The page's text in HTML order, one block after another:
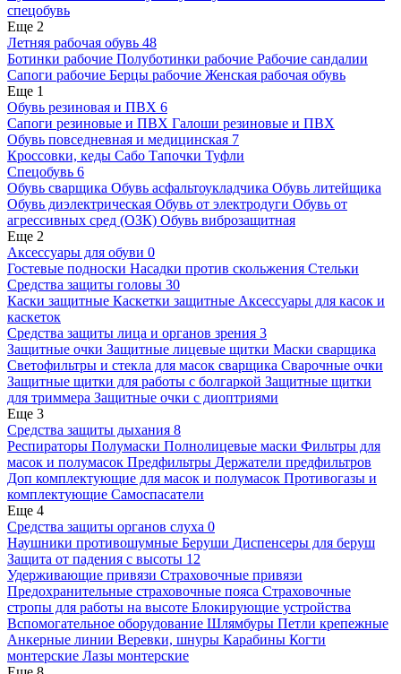
спецобувь
Еще 2
Летняя рабочая обувь 48
Ботинки рабочие Полуботинки рабочие Рабочие сандалии
Сапоги рабочие Берцы рабочие Женская рабочая обувь
Еще 1
Обувь резиновая и ПВХ 6
Сапоги резиновые и ПВХ Галоши резиновые и ПВХ
Обувь повседневная и медицинская 7
Кроссовки, кеды Сабо Тапочки Туфли
Спецобувь 6
Обувь сварщика Обувь асфальтоукладчика Обувь литейщика
Обувь диэлектрическая Обувь от электродуги Обувь от
агрессивных сред (ОЗК) Обувь виброзащитная
Еще 2
Аксессуары для обуви 0
Гостевые подноски Насадки против скольжения Стельки
Средства защиты головы 30
Каски защитные Каскетки защитные Аксессуары для касок и
каскеток
Средства защиты лица и органов зрения 3
Защитные очки Защитные лицевые щитки Маски сварщика
Светофильтры и стекла для масок сварщика Сварочные очки
Защитные щитки для работы с болгаркой Защитные щитки
для триммера Защитные очки с диоптриями
Еще 3
Средства защиты дыхания 8
Респираторы Полумаски Полнолицевые маски Фильтры для
масок и полумасок Предфильтры Держатели предфильтров
Доп комплектующие для масок и полумасок Противогазы и
комплектующие Самоспасатели
Еще 4
Средства защиты органов слуха 0
Наушники противошумные Беруши Диспенсеры для беруш
Защита от падения с высоты 12
Удерживающие привязи Страховочные привязи
Предохранительные страховочные пояса Страховочные
стропы для работы на высоте Блокирующие устройства
Вспомогательное оборудование Шлямбуры Петли крепежные
Анкерные линии Веревки, шнуры Карабины Когти
монтерские Лазы монтерские